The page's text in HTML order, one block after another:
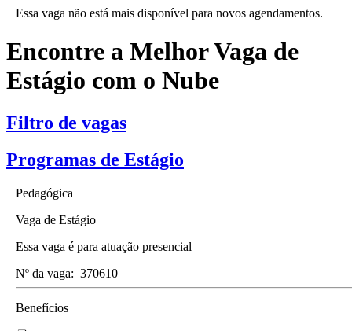
Essa vaga não está mais disponível para novos agendamentos.
Encontre a Melhor Vaga de
Estágio com o Nube
Filtro de vagas
Programas de Estágio
Pedagógica
Vaga de Estágio
Essa vaga é para atuação presencial
Nº da vaga: 370610
Benefícios